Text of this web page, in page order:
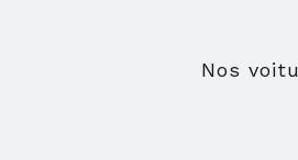
Nos